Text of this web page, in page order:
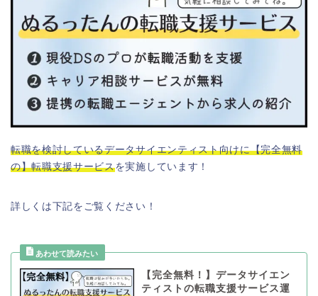
転職を検討しているデータサイエンティスト向けに【完全無料
の】転職支援サービスを実施しています！
詳しくは下記をご覧ください！
【完全無料！】データサイエン
ティストの転職支援サービス運